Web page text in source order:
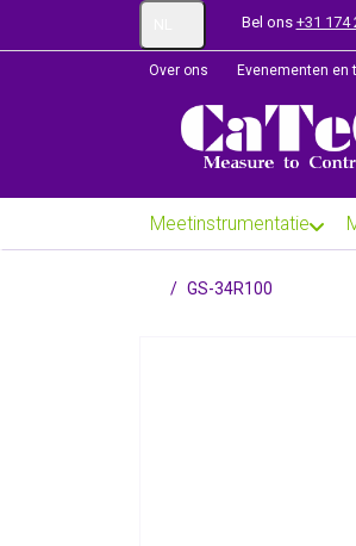
Bel ons +31 174
Over ons Evenementen en
Meetinstrumentatie
Startpagina
GS-34R100